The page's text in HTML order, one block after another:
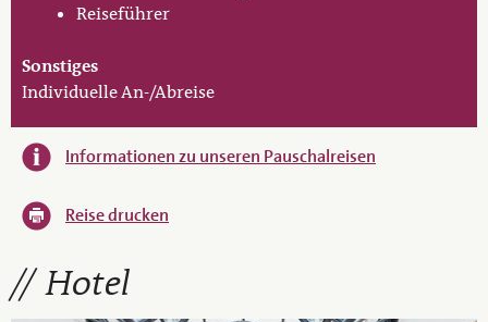
Reiseführer
Sonstiges
Individuelle An-/Abreise
Informationen zu unseren Pauschalreisen
Reise drucken
Hotel